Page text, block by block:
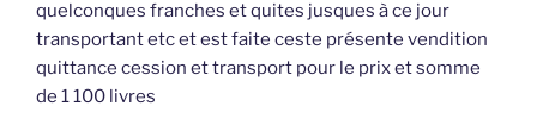
quelconques franches et quites jusques à ce jour
transportant etc et est faite ceste présente vendition
quittance cession et transport pour le prix et somme
de 1 100 livres